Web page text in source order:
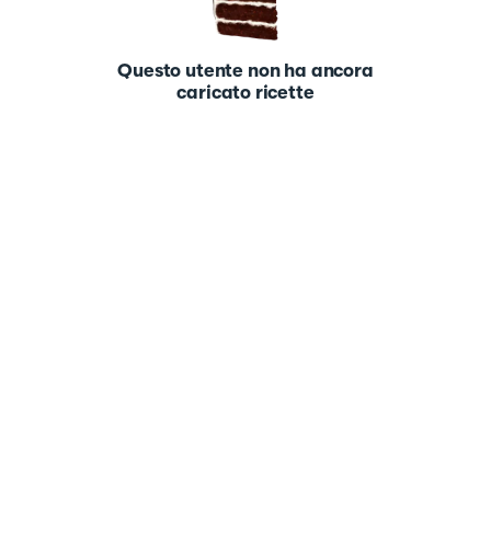
Questo utente non ha ancora
caricato ricette